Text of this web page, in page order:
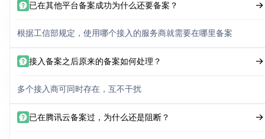
已在其他平台备案成功为什么还要备案？
根据工信部规定，使用哪个接入的服务商就需要在哪里备案
接入备案之后原来的备案如何处理？
多个接入商可同时存在，互不干扰
已在腾讯云备案过，为什么还是阻断？